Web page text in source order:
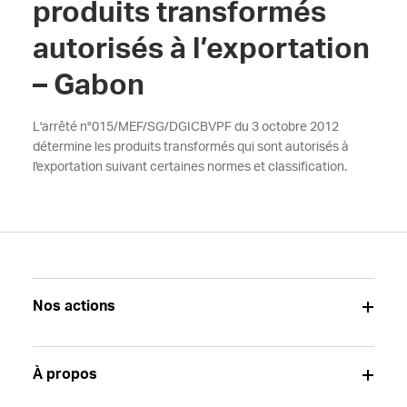
produits transformés
autorisés à l’exportation
– Gabon
L'arrêté n°015/MEF/SG/DGICBVPF du 3 octobre 2012
détermine les produits transformés qui sont autorisés à
l'exportation suivant certaines normes et classification.
Nos actions
À propos